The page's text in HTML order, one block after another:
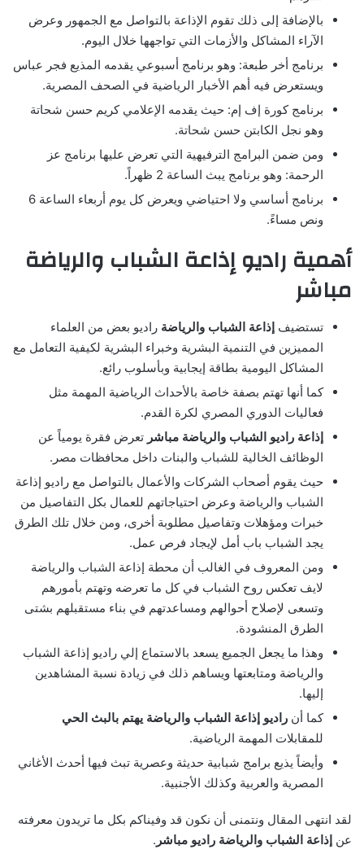
بالإضافة إلى ذلك تقوم الإذاعة بالتواصل مع الجمهور وعرض
الآراء المشاكل والأزمات التي تواجهها خلال اليوم.
برنامج أخر طبعة: وهو برنامج أسبوعي يقدمه المذيع فجر عباس
ويستعرض فيه أهم الأخبار الرياضية في الصحف المصرية.
برنامج كورة إف إم: حيث يقدمه الإعلامي كريم حسن شحاتة
وهو نجل الكابتن حسن شحاتة.
ومن ضمن البرامج الترفيهية التي تعرض عليها برنامج عز
الرحمة: وهو برنامج يبث الساعة 2 ظهراً.
برنامج أساسي ولا احتياضي ويعرض كل يوم أربعاء الساعة 6
ونص مساءً.
أهمية راديو إذاعة الشباب والرياضة
مباشر
تستضيف إذاعة الشباب والرياضة راديو بعض من العلماء
المميزين في التنمية البشرية وخبراء البشرية لكيفية التعامل مع
المشاكل اليومية بطاقة إيجابية وبأسلوب رائع.
كما أنها تهتم بصفة خاصة بالأحداث الرياضية المهمة مثل
فعاليات الدوري المصري لكرة القدم.
إذاعة راديو الشباب والرياضة مباشر تعرض فقرة يومياً عن
الوظائف الخالية للشباب والبنات داخل محافظات مصر.
حيث يقوم أصحاب الشركات والأعمال بالتواصل مع راديو إذاعة
الشباب والرياضة وعرض احتياجاتهم للعمال بكل التفاصيل من
خبرات ومؤهلات وتفاصيل مطلوبة أخرى، ومن خلال تلك الطرق
يجد الشباب باب أمل لإيجاد فرص عمل.
ومن المعروف في الغالب أن محطة إذاعة الشباب والرياضة
لايف تعكس روح الشباب في كل ما تعرضه وتهتم بأمورهم
وتسعى لإصلاح أحوالهم ومساعدتهم في بناء مستقبلهم بشتى
الطرق المنشودة.
وهذا ما يجعل الجميع يسعد بالاستماع إلي راديو إذاعة الشباب
والرياضة ومتابعتها ويساهم ذلك في زيادة نسبة المشاهدين
إليها.
كما أن راديو إذاعة الشباب والرياضة يهتم بالبث الحي
للمقابلات المهمة الرياضية.
وأيضاً يذيع برامج شبابية حديثة وعصرية تبث فيها أحدث الأغاني
المصرية والعربية وكذلك الأجنبية.
لقد انتهى المقال ونتمنى أن نكون قد وفيناكم بكل ما تريدون معرفته
عن إذاعة الشباب والرياضة راديو مباشر .